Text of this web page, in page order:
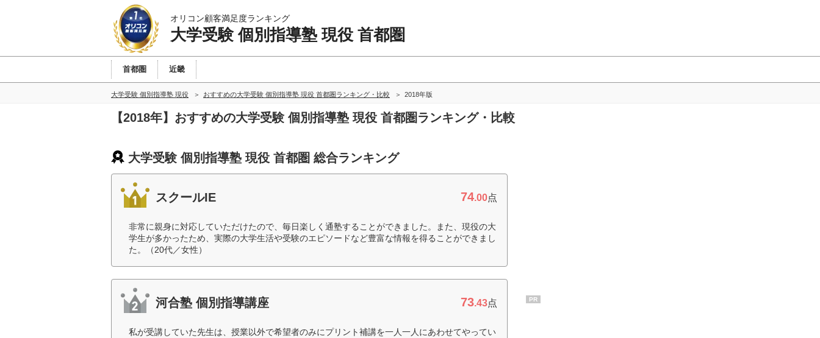
オリコン顧客満足度ランキング
大学受験 個別指導塾 現役 首都圏
首都圏 近畿
大学受験 個別指導塾 現役 おすすめの大学受験 個別指導塾 現役 首都圏ランキング・比較 2018年版
【2018年】おすすめの大学受験 個別指導塾 現役 首都圏ランキング・比較
大学受験 個別指導塾 現役 首都圏 総合ランキング
スクールIE 74.00点
非常に親身に対応していただけたので、毎日楽しく通塾することができました。また、現役の大
学生が多かったため、実際の大学生活や受験のエピソードなど豊富な情報を得ることができまし
た。（20代／女性）
河合塾 個別指導講座 73.43点
私が受講していた先生は、授業以外で希望者のみにプリント補講を一人一人にあわせてやってい
PR